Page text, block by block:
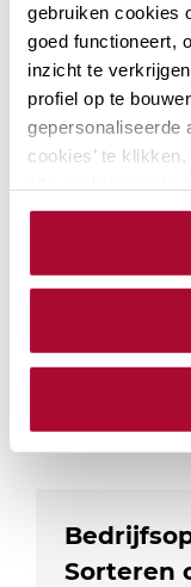
gebruiken cookies
goed functioneert,
inzicht te
profiel op te
gepersonaliseerde
cookies’ te
cookieverklaring.
We werken
Welke
in
worden
benutten
in 2026,
en de…
PE-punten
PE-
Sorteren